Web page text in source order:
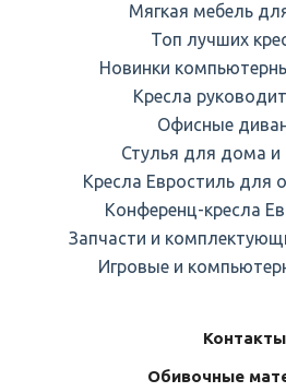
Мягкая мебель
Топ лучших
Новинки
Кресла
Офисные
Стулья для дома и
Кресла Евростиль для
Конференц-кресла
Запчасти и
Игровые и
Контакты
Обивочные